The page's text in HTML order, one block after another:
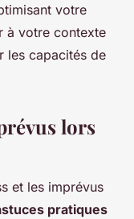
votre
à votre contexte
les capacités de
lors
et les imprévus
pratiques